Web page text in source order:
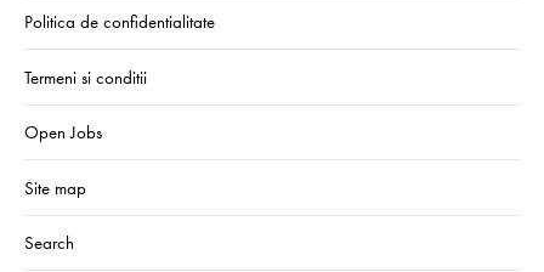
Politica de confidentialitate
Termeni si conditii
Open Jobs
Site map
Search